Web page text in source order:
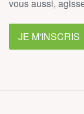
vous aussi,
JE M'INSCRIS